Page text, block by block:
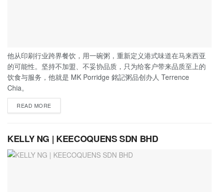
他从印刷行业跨界餐饮，用一碗粥，重新定义港式味道在马来西亚
的可能性。坚持不加盟、不妥协品质，只为给客户带来品质至上的
饮食与服务，他就是 MK Porridge 銘記粥品创办人 Terrence
Chia。
READ MORE
KELLY NG | KEECOQUENS SDN BHD